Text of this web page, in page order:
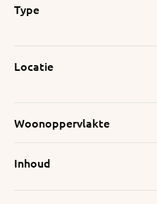
Type
Locatie
Woonoppervlakte
Inhoud